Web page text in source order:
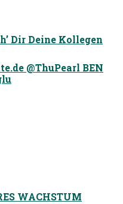
Dir Deine Kollegen
@ThuPearl BEN
WACHSTUM